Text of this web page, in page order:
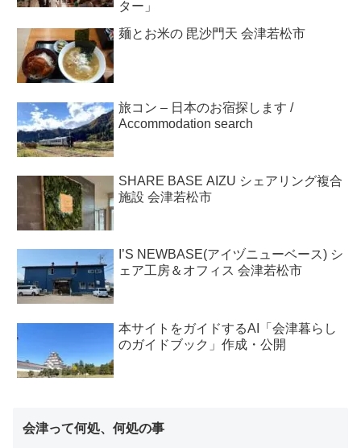
ター」
麺とお米の 毘沙門天 会津若松市
旅コン – 日本のお宿探します /
Accommodation search
SHARE BASE AIZU シェアリング複合
施設 会津若松市
I’S NEWBASE(アイヅニューベース) シ
ェア工房＆オフィス 会津若松市
本サイトをガイドするAI「会津暮らし
のガイドブック」作成・公開
会津って何処、何処の事